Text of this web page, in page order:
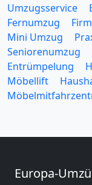
Umzugsservice
Fernumzug
Mini Umzug
Seniorenumzug
Entrümpelung
Möbellift
Europa-